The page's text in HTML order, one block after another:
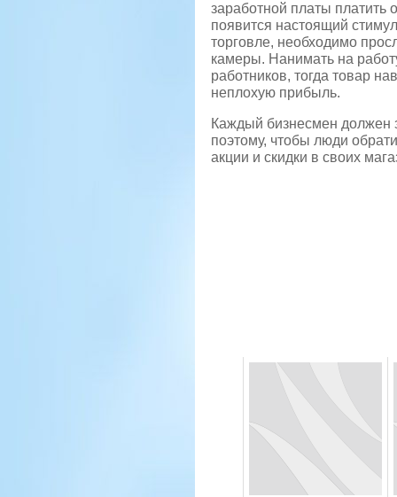
заработной платы платить
появится настоящий
торговле, необходимо
камеры. Нанимать на
работников, тогда товар
неплохую прибыль.
Каждый бизнесмен должен
поэтому, чтобы люди
акции и скидки в своих